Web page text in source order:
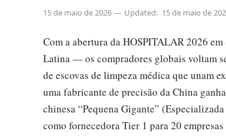
15 de maio de 2026 Updated: 15 de maio de
Com a abertura da HOSPITALAR 2026
Latina — os compradores globais voltam
de escovas de limpeza médica que unam
uma fabricante de precisão da China
chinesa “Pequena Gigante”
como fornecedora Tier 1 para 20